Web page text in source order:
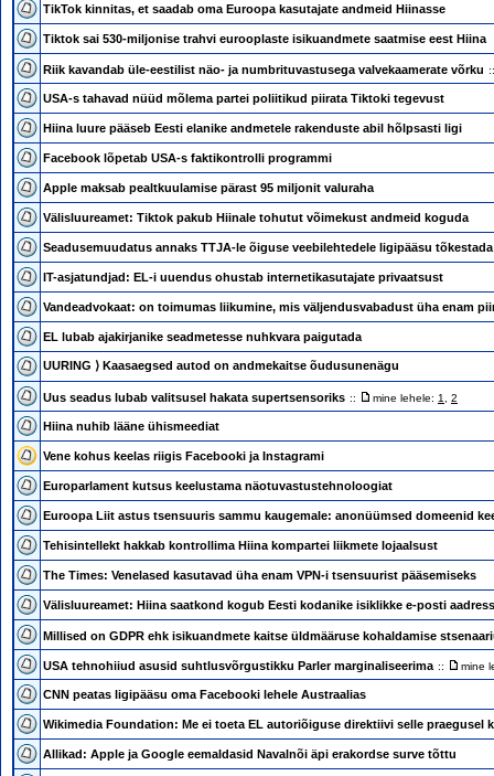
TikTok kinnitas, et saadab oma Euroopa kasutajate andmeid Hiinasse
Tiktok sai 530-miljonise trahvi eurooplaste isikuandmete saatmise eest Hiina
Riik kavandab üle-eestilist näo- ja numbrituvastusega valvekaamerate võrku
USA-s tahavad nüüd mõlema partei poliitikud piirata Tiktoki tegevust
Hiina luure pääseb Eesti elanike andmetele rakenduste abil hõlpsasti ligi
Facebook lõpetab USA-s faktikontrolli programmi
Apple maksab pealtkuulamise pärast 95 miljonit valuraha
Välisluureamet: Tiktok pakub Hiinale tohutut võimekust andmeid koguda
Seadusemuudatus annaks TTJA-le õiguse veebilehtedele ligipääsu tõkestada
IT-asjatundjad: EL-i uuendus ohustab internetikasutajate privaatsust
Vandeadvokaat: on toimumas liikumine, mis väljendusvabadust üha enam
EL lubab ajakirjanike seadmetesse nuhkvara paigutada
UURING ⟩ Kaasaegsed autod on andmekaitse õudusunenägu
Uus seadus lubab valitsusel hakata supertsensoriks :: mine lehele: 1 2
Hiina nuhib lääne ühismeediat
Vene kohus keelas riigis Facebooki ja Instagrami
Europarlament kutsus keelustama näotuvastustehnoloogiat
Euroopa Liit astus tsensuuris sammu kaugemale: anonüümsed domeenid
Tehisintellekt hakkab kontrollima Hiina kompartei liikmete lojaalsust
The Times: Venelased kasutavad üha enam VPN-i tsensuurist pääsemiseks
Välisluureamet: Hiina saatkond kogub Eesti kodanike isiklikke e-posti
Millised on GDPR ehk isikuandmete kaitse üldmääruse kohaldamise
USA tehnohiiud asusid suhtlusvõrgustikku Parler marginaliseerima :: mine
CNN peatas ligipääsu oma Facebooki lehele Austraalias
Wikimedia Foundation: Me ei toeta EL autoriõiguse direktiivi selle praegusel
Allikad: Apple ja Google eemaldasid Navalnõi äpi erakordse surve tõttu